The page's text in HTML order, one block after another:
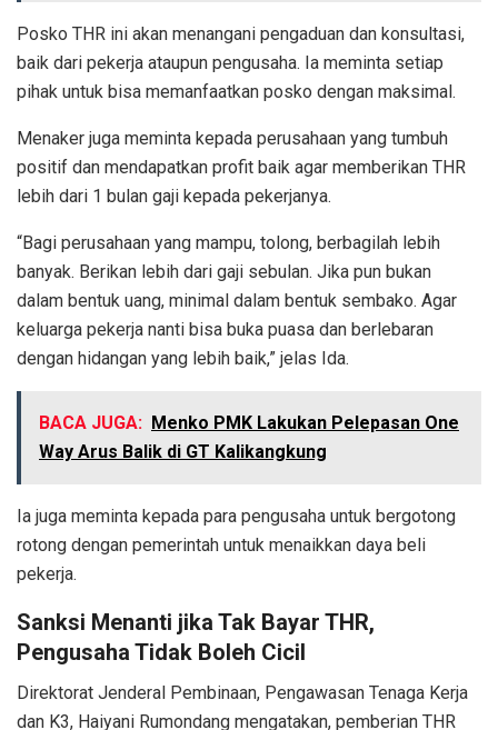
Posko THR ini akan menangani pengaduan dan konsultasi,
baik dari pekerja ataupun pengusaha. Ia meminta setiap
pihak untuk bisa memanfaatkan posko dengan maksimal.
Menaker juga meminta kepada perusahaan yang tumbuh
positif dan mendapatkan profit baik agar memberikan THR
lebih dari 1 bulan gaji kepada pekerjanya.
“Bagi perusahaan yang mampu, tolong, berbagilah lebih
banyak. Berikan lebih dari gaji sebulan. Jika pun bukan
dalam bentuk uang, minimal dalam bentuk sembako. Agar
keluarga pekerja nanti bisa buka puasa dan berlebaran
dengan hidangan yang lebih baik,” jelas Ida.
BACA JUGA: Menko PMK Lakukan Pelepasan One
Way Arus Balik di GT Kalikangkung
Ia juga meminta kepada para pengusaha untuk bergotong
rotong dengan pemerintah untuk menaikkan daya beli
pekerja.
Sanksi Menanti jika Tak Bayar THR,
Pengusaha Tidak Boleh Cicil
Direktorat Jenderal Pembinaan, Pengawasan Tenaga Kerja
dan K3, Haiyani Rumondang mengatakan, pemberian THR